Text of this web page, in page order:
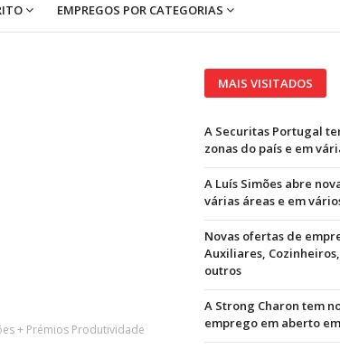
EMPREGOS POR CATEGORIAS
+ Prémios Produtividade
MAIS VISITADOS
A Securitas Portugal
zonas do país e em
A Luís Simões abre
várias áreas e em
Novas ofertas de
Auxiliares,
outros
A Strong Charon tem
emprego em aberto